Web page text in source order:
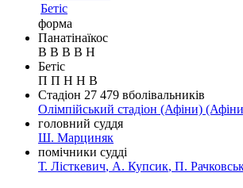
Бетіс
форма
Панатінаїкос
В В В В Н
Бетіс
П П Н Н В
Стадіон 27 479 вболівальників
Олімпійський стадіон (Афіни)
головний суддя
Ш. Марциняк
помічники судді
Т. Лісткевич, А. Купсик, П.